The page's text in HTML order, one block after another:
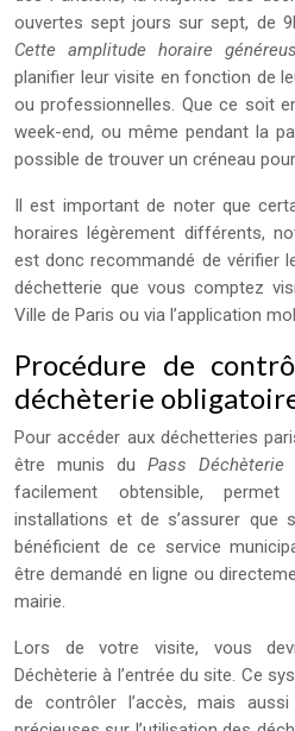
ouvertes sept jours sur sept, de
Cette amplitude horaire
planifier leur visite en fonction de
ou professionnelles. Que ce soit
week-end, ou même pendant la
possible de trouver un créneau
Il est important de noter que
horaires légèrement différents,
est donc recommandé de vérifier
déchetterie que vous comptez
Ville de Paris ou via l’application
Procédure de
déchèterie
Pour accéder aux déchetteries
être munis duPass Déchèterie
facilement obtensible,
installations et de s’assurer que
bénéficient de ce service
être demandé en ligne ou
mairie.
Lors de votre visite, vous
Déchèterie à l’entrée du site. Ce
de contrôler l’accès, mais